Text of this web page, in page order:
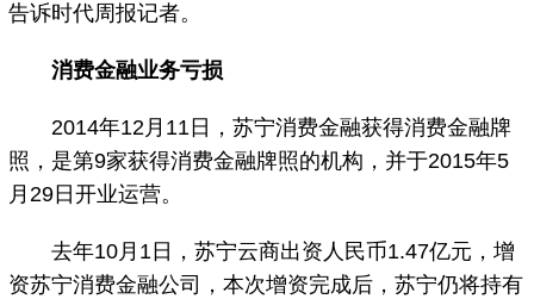
告诉时代周报记者。
消费金融业务亏损
2014年12月11日，苏宁消费金融获得消费金融牌
照，是第9家获得消费金融牌照的机构，并于2015年5
月29日开业运营。
去年10月1日，苏宁云商出资人民币1.47亿元，增
资苏宁消费金融公司，本次增资完成后，苏宁仍将持有